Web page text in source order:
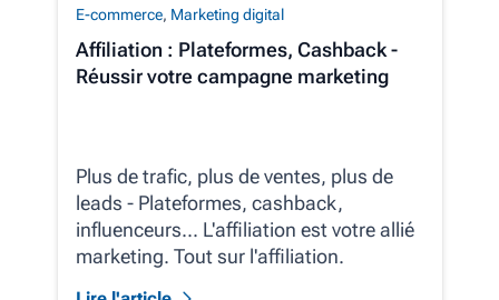
E-commerce, Marketing digital
Affiliation : Plateformes, Cashback -
Réussir votre campagne marketing
Plus de trafic, plus de ventes, plus de
leads - Plateformes, cashback,
influenceurs... L'affiliation est votre allié
marketing. Tout sur l'affiliation.